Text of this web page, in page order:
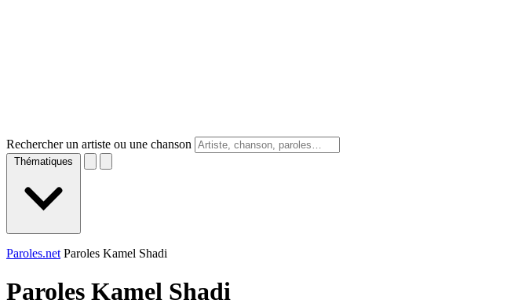
Rechercher un artiste ou une chanson
Thématiques
Paroles.net Paroles Kamel Shadi
Paroles Kamel Shadi